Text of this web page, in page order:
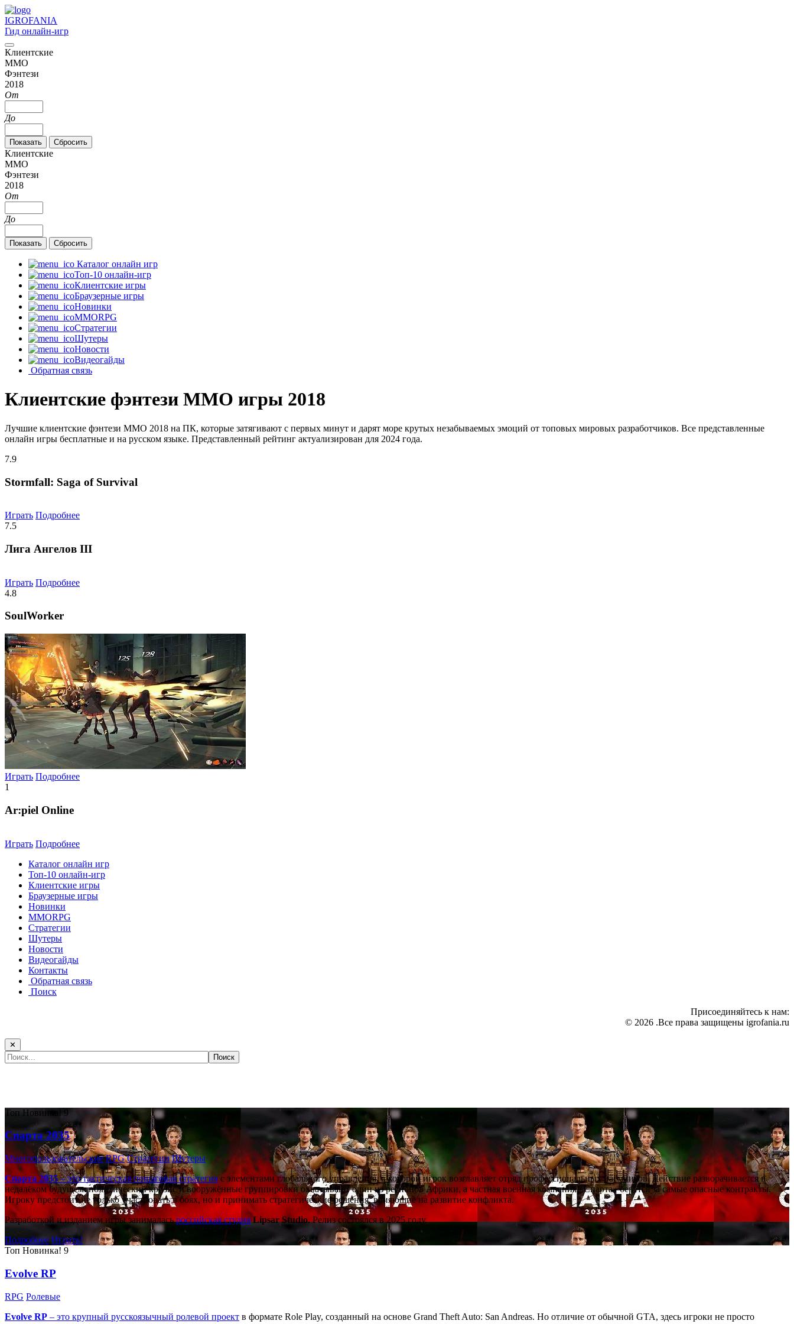
IGROFANIA
Гид онлайн-игр
Клиентские
MMO
Фэнтези
2018
От
До
Клиентские
MMO
Фэнтези
2018
От
До
Каталог онлайн игр
Топ-10 онлайн-игр
Клиентские игры
Браузерные игры
Новинки
MMORPG
Стратегии
Шутеры
Новости
Видеогайды
Обратная связь
Клиентские фэнтези MMO игры 2018
Лучшие клиентские фэнтези MMO 2018 на ПК, которые затягивают с первых минут и дарят море крутых незабываемых эмоций от топовых мировых разработчиков. Все представленные
онлайн игры бесплатные и на русском языке. Представленный рейтинг актуализирован для 2024 года.
7.9
Stormfall: Saga of Survival
Играть Подробнее
7.5
Лига Ангелов III
Играть Подробнее
4.8
SoulWorker
Играть Подробнее
1
Ar:piel Online
Играть Подробнее
Каталог онлайн игр
Топ-10 онлайн-игр
Клиентские игры
Браузерные игры
Новинки
MMORPG
Стратегии
Шутеры
Новости
Видеогайды
Контакты
Обратная связь
Поиск
Присоединяйтесь к нам:
© 2026 .Все права защищены igrofania.ru
✕
Топ Новинка! 9
Спарта 2035
Многопользовательские RPG Стратегии Шутеры
Спарта 2035– это тактическаяпошаговая стратегияс элементами глобального управления, в которой игрок возглавляет отряд профессиональных наёмников. Действие разворачивается в
недалёком будущем: политический кризис и вооружённые группировки охватывают один из регионов Африки, а частная военная компания «Спарта» берётся за самые опасные контракты.
Игроку предстоит не только участвовать в боях, но и принимать стратегические решения, влияющие на развитие конфликта.
Разработкой и изданием игры занималасьроссийская студия Lipsar Studio. Релиз состоялся в 2025 году.
Подробнее Играть!
Топ Новинка! 9
Evolve RP
RPG Ролевые
Evolve RP – это крупный русскоязычный ролевой проект в формате Role Play, созданный на основе Grand Theft Auto: San Andreas. Но отличие от обычной GTA, здесь игроки не просто